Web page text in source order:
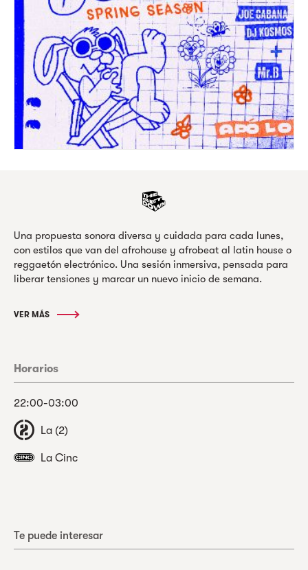
Una propuesta sonora diversa y cuidada para cada lunes,
con estilos que van del afrohouse y afrobeat al latin house o
reggaetón electrónico. Una sesión inmersiva, pensada para
liberar tensiones y marcar un nuevo inicio de semana.
VER MÁS
Horarios
22:00-03:00
La (2)
La Cinc
Te puede interesar